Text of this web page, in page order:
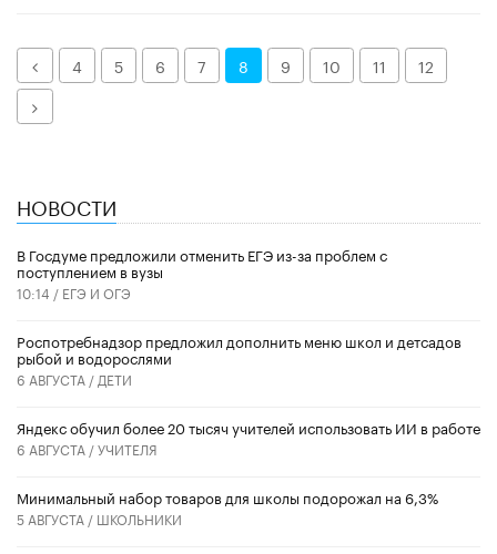
Назад
4 5 6 7 8 9 10 11
12
Далее
НОВОСТИ
В Госдуме предложили отменить ЕГЭ из-за проблем с
поступлением в вузы
10:14 / ЕГЭ И ОГЭ
Роспотребнадзор предложил дополнить меню школ и детсадов
рыбой и водорослями
6 АВГУСТА / ДЕТИ
​Яндекс обучил более 20 тысяч учителей использовать ИИ в работе
6 АВГУСТА /УЧИТЕЛЯ
Минимальный набор товаров для школы подорожал на 6,3%
5 АВГУСТА / ШКОЛЬНИКИ